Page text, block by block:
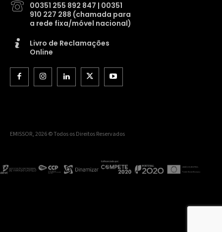
00351 255 892 847 | 00351
910 227 288 (chamada para
a rede fixa/móvel nacional)
Livro de Reclamações
Online
EMISSOR, 2026 © Todos os Direitos Reservados